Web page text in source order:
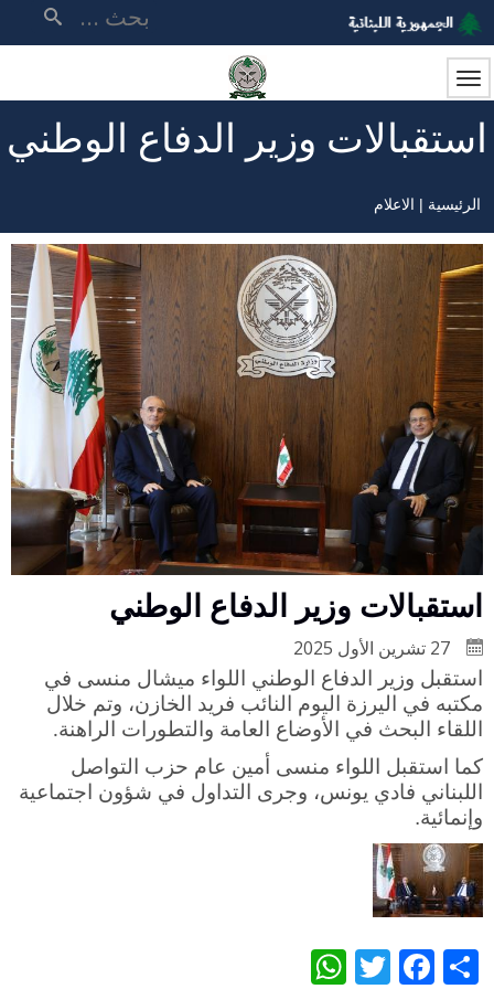
تجاوز
إلى
المحتوى
الرئيسي
استقبالات وزير الدفاع الوطني
مسار
التنقل
الرئيسية الاعلام
استقبالات وزير الدفاع الوطني
استقبل وزير الدفاع الوطني اللواء ميشال منسى في
مكتبه في اليرزة اليوم النائب فريد الخازن، وتم خلال
اللقاء البحث في الأوضاع العامة والتطورات الراهنة.
كما استقبل اللواء منسى أمين عام حزب التواصل
اللبناني فادي يونس، وجرى التداول في شؤون اجتماعية
وإنمائية.
Share
Facebook
Twitter